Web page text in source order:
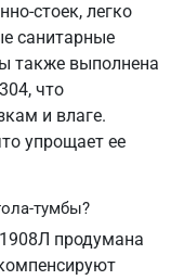
стоек, легко
санитарные
также выполнена
что
и влаге.
упрощает ее
тумбы?
продумана